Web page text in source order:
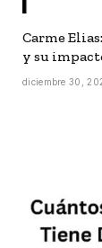
Carme
y su
diciembre 30,